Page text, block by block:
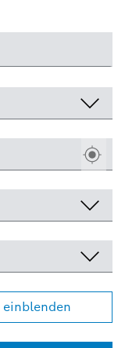
einblenden